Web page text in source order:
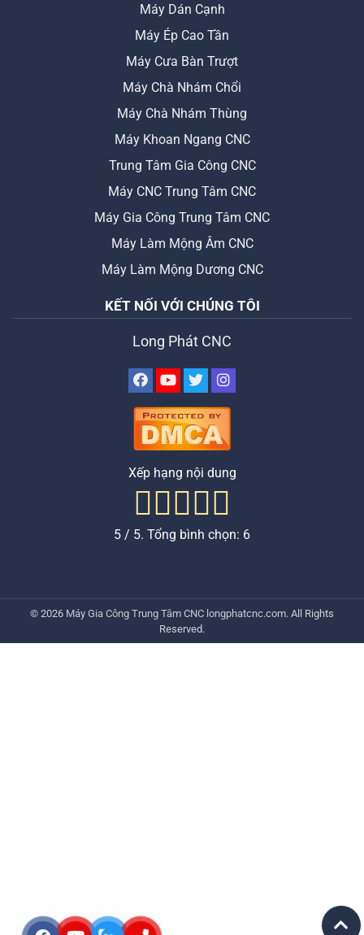
Máy Dán Cạnh
Máy Ép Cao Tần
Máy Cưa Bàn Trượt
Máy Chà Nhám Chổi
Máy Chà Nhám Thùng
Máy Khoan Ngang CNC
Trung Tâm Gia Công CNC
Máy CNC Trung Tâm CNC
Máy Gia Công Trung Tâm CNC
Máy Làm Mộng Âm CNC
Máy Làm Mộng Dương CNC
KẾT NỐI VỚI CHÚNG TÔI
Long Phát CNC
Xếp hạng nội dung
5 / 5. Tổng bình chọn: 6
© 2026 Máy Gia Công Trung Tâm CNC longphatcnc.com. All Rights
Reserved.